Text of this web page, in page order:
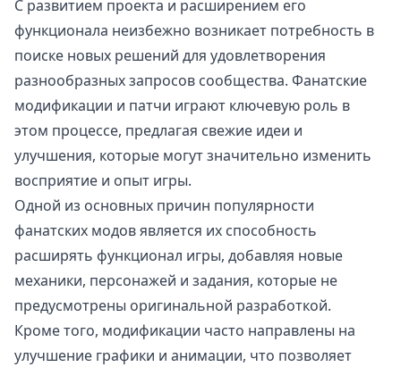
С развитием проекта и расширением его
функционала неизбежно возникает потребность в
поиске новых решений для удовлетворения
разнообразных запросов сообщества. Фанатские
модификации и патчи играют ключевую роль в
этом процессе, предлагая свежие идеи и
улучшения, которые могут значительно изменить
восприятие и опыт игры.
Одной из основных причин популярности
фанатских модов является их способность
расширять функционал игры, добавляя новые
механики, персонажей и задания, которые не
предусмотрены оригинальной разработкой.
Кроме того, модификации часто направлены на
улучшение графики и анимации, что позволяет